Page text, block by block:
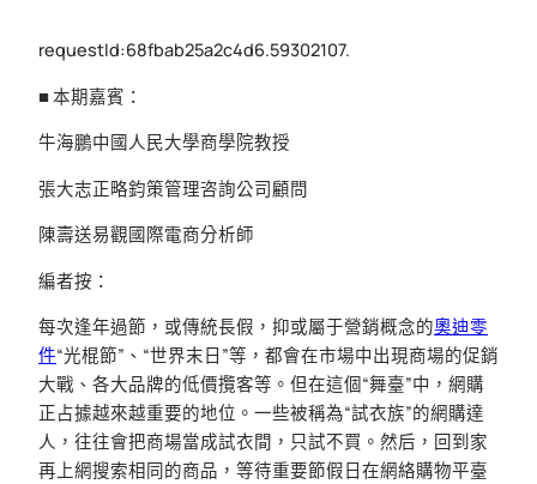
requestId:68fbab25a2c4d6.59302107.
■ 本期嘉賓：
牛海鵬中國人民大學商學院教授
張大志正略鈞策管理咨詢公司顧問
陳壽送易觀國際電商分析師
編者按：
每次逢年過節，或傳統長假，抑或屬于營銷概念的奧迪零
件“光棍節”、“世界末日”等，都會在市場中出現商場的促銷
大戰、各大品牌的低價攬客等。但在這個“舞臺”中，網購
正占據越來越重要的地位。一些被稱為“試衣族”的網購達
人，往往會把商場當成試衣間，只試不買。然后，回到家
再上網搜索相同的商品，等待重要節假日在網絡購物平臺